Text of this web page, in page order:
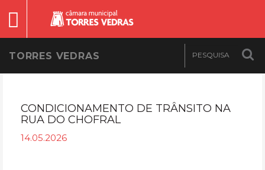
TORRES VEDRAS
CONDICIONAMENTO DE TRÂNSITO NA
RUA DO CHOFRAL
14.05.2026